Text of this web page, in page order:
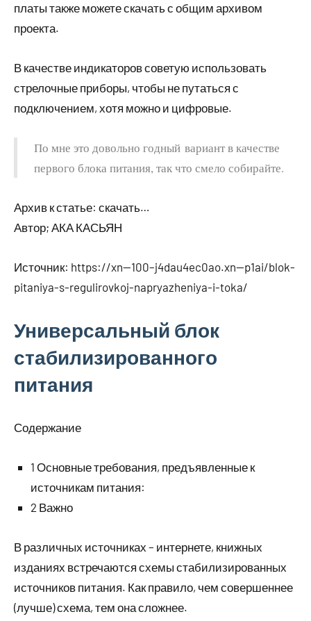
платы также можете скачать с общим архивом
проекта.
В качестве индикаторов советую использовать
стрелочные приборы, чтобы не путаться с
подключением, хотя можно и цифровые.
По мне это довольно годный вариант в качестве
первого блока питания, так что смело собирайте.
Архив к статье: скачать…
Автор; АКА КАСЬЯН
Источник: https://xn--100–j4dau4ec0ao.xn--p1ai/blok-
pitaniya-s-regulirovkoj-napryazheniya-i-toka/
Универсальный блок
стабилизированного
питания
Содержание
1 Основные требования, предъявленные к
источникам питания:
2 Важно
В различных источниках – интернете, книжных
изданиях встречаются схемы стабилизированных
источников питания. Как правило, чем совершеннее
(лучше) схема, тем она сложнее.